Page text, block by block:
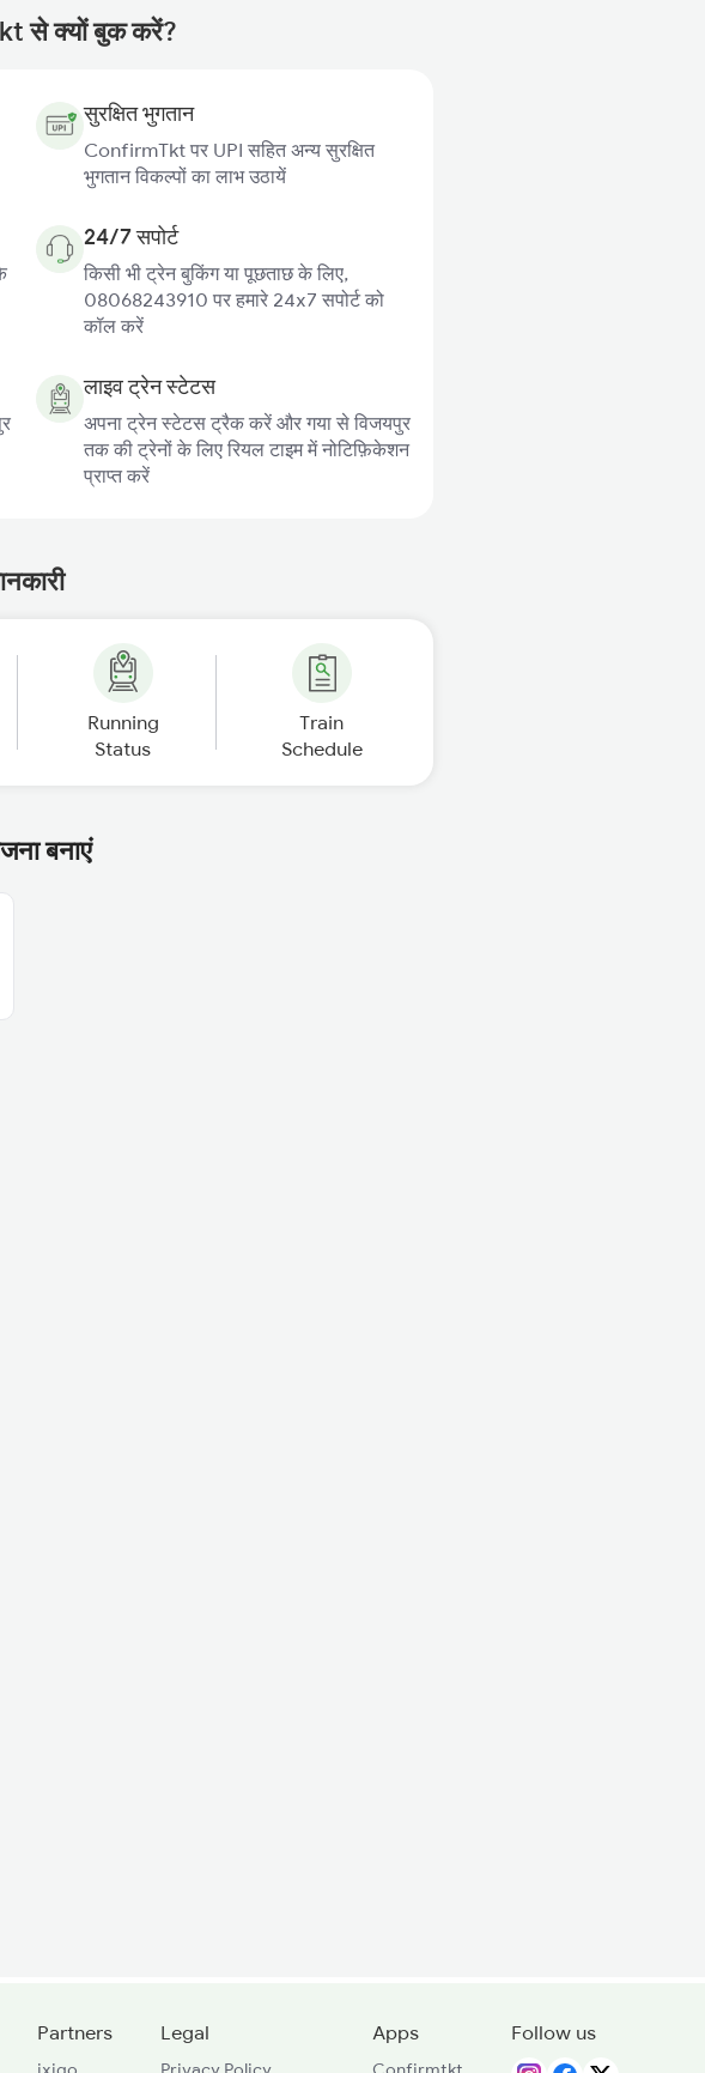
से क्यों बुक करें?
सुरक्षित भुगतान
ConfirmTkt पर UPI सहित अन्य सुरक्षित
भुगतान विकल्पों का लाभ उठायें
24/7 सपोर्ट
किसी भी ट्रेन बुकिंग या पूछताछ के लिए,
08068243910 पर हमारे 24x7 सपोर्ट को
कॉल करें
लाइव ट्रेन स्टेटस
अपना ट्रेन स्टेटस ट्रैक करें और गया से विजयपुर
तक की ट्रेनों के लिए रियल टाइम में नोटिफ़िकेशन
प्राप्त करें
Running
Status
Train
Schedule
बनाएं
Partners Legal Apps Follow us